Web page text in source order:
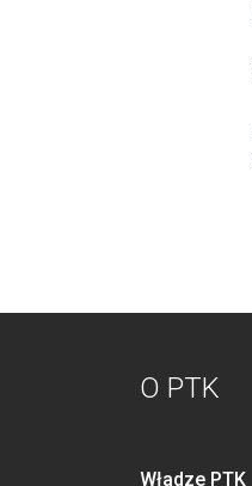
O PTK
Władze PTK